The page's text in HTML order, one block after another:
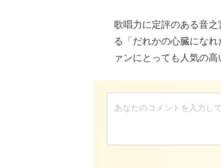
歌唱力に定評のある音
る「だれかの心臓にな
ァンにとっても人気の